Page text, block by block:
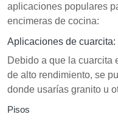
aplicaciones populares
encimeras de cocina:
Aplicaciones de cuarcita:
Debido a que la cuarcita
de alto rendimiento, se
donde usarías granito u
Pisos